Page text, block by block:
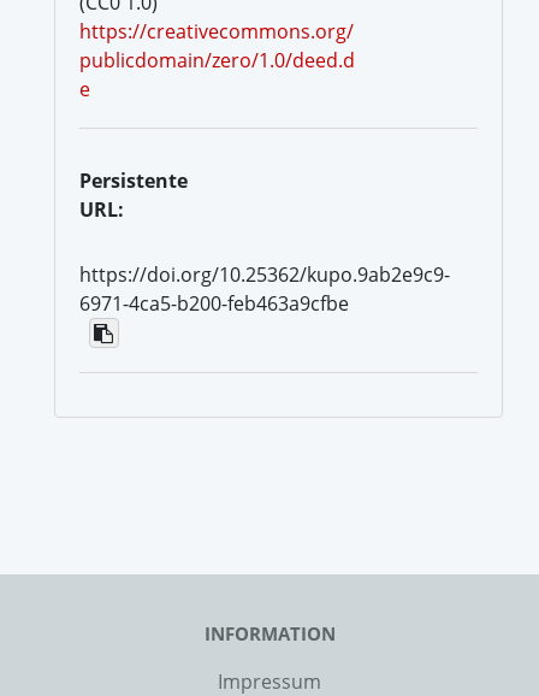
https://creativecommons.org/
publicdomain/zero/1.0/deed.d
e
Persistente
URL:
https://doi.org/10.25362/kupo.9ab2e9c9-
6971-4ca5-b200-feb463a9cfbe
INFORMATION
Impressum